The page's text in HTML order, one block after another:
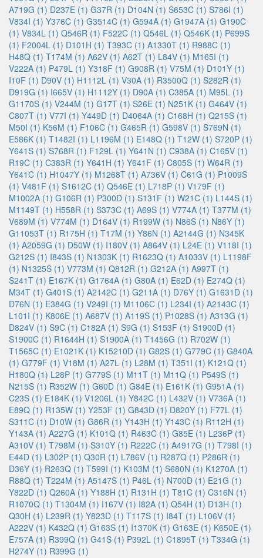
A719G (1) D237E (1) G37R (1) D104N (1) S653C (1) S786I (1)
V834I (1) Y376C (1) G3514C (1) G594A (1) G1947A (1) G190C
(1) V834L (1) Q546R (1) F522C (1) Q546L (1) Q546K (1) P699S
(1) F2004L (1) D101H (1) T393C (1) A1330T (1) R988C (1)
H48Q (1) T174M (1) A62V (1) A62T (1) L84V (1) M165I (1)
V222A (1) P479L (1) Y318F (1) G908R (1) V75M (1) D101Y (1)
I10F (1) D90V (1) H1112L (1) V30A (1) R3500Q (1) S282R (1)
D919G (1) I665V (1) H1112Y (1) D90A (1) C385A (1) M95L (1)
G1170S (1) V244M (1) G17T (1) S26E (1) N251K (1) G464V (1)
C807T (1) V77I (1) Y449D (1) D4064A (1) C168H (1) Q215S (1)
M50I (1) K56M (1) F106C (1) G465R (1) G598V (1) S769N (1)
E586K (1) T1482I (1) L1196M (1) E148Q (1) T12W (1) S720P (1)
Y641S (1) S768R (1) F129L (1) Y641N (1) C938A (1) C165V (1)
R19C (1) C383R (1) Y641H (1) Y641F (1) C805S (1) W64R (1)
Y641C (1) H1047Y (1) M1268T (1) A736V (1) C61G (1) P1009S
(1) V481F (1) S1612C (1) Q546E (1) L718P (1) V179F (1)
M1002A (1) G106R (1) P300D (1) S131F (1) W21C (1) L144S (1)
M1149T (1) H558R (1) S373C (1) A69S (1) V774A (1) T377M (1)
V689M (1) V774M (1) D164V (1) R199W (1) N86S (1) N86Y (1)
G11053T (1) R175H (1) T17M (1) Y86N (1) A2144G (1) N345K
(1) A2059G (1) D50W (1) I180V (1) A864V (1) L24E (1) V118I (1)
G212S (1) I843S (1) N1303K (1) R1623Q (1) A1033V (1) L1198F
(1) N1325S (1) V773M (1) Q812R (1) G212A (1) A997T (1)
S241T (1) E167K (1) G1764A (1) G80A (1) E62D (1) E274Q (1)
M34T (1) G401S (1) A2142C (1) G211A (1) D76Y (1) G1631D (1)
D76N (1) E384G (1) V249I (1) M1106C (1) L234I (1) A2143C (1)
L101I (1) K806E (1) A687V (1) A119S (1) P1028S (1) A313G (1)
D824V (1) S9C (1) C182A (1) S9G (1) S153F (1) S1900D (1)
S1900C (1) R1644H (1) S1900A (1) T1456G (1) R702W (1)
T1565C (1) E1021K (1) K15210D (1) G82S (1) G779C (1) G840A
(1) G779F (1) V18M (1) A27L (1) L28M (1) T351I (1) K121Q (1)
H180Q (1) L28P (1) G779S (1) M11T (1) M11Q (1) P549S (1)
N215S (1) R352W (1) G60D (1) G84E (1) E161K (1) G951A (1)
C23S (1) E184K (1) V1206L (1) Y842C (1) L432V (1) V736A (1)
E89Q (1) R135W (1) Y253F (1) G843D (1) D820Y (1) F77L (1)
S311C (1) D10W (1) G86R (1) Y143H (1) Y143C (1) R112H (1)
Y143A (1) A227G (1) K101Q (1) R463C (1) G85E (1) L236P (1)
A310V (1) T798M (1) S310Y (1) R222C (1) A4917G (1) T798I (1)
E44D (1) L302P (1) Q30R (1) L786V (1) R287Q (1) P286R (1)
D36Y (1) R263Q (1) T599I (1) K103M (1) S680N (1) K1270A (1)
R88Q (1) T224M (1) A5147S (1) P46L (1) N700D (1) E21G (1)
Y822D (1) Q260A (1) Y188H (1) R131H (1) T81C (1) C316N (1)
R1070Q (1) T1304M (1) I167V (1) I82A (1) Q54H (1) D13H (1)
Q30H (1) L239R (1) Y823D (1) T117S (1) I84T (1) L106V (1)
A222V (1) K432Q (1) G163S (1) I1370K (1) G163E (1) K650E (1)
E757A (1) R399Q (1) G41S (1) P392L (1) C1895T (1) T334G (1)
H274Y (1) R399G (1)